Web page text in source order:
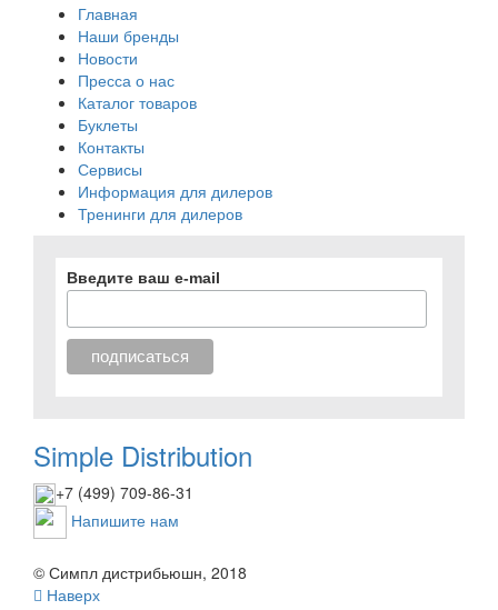
Главная
Наши бренды
Новости
Пресса о нас
Каталог товаров
Буклеты
Контакты
Сервисы
Информация для дилеров
Тренинги для дилеров
Введите ваш e-mail
Simple Distribution
+7 (499) 709-86-31
Напишите нам
© Симпл дистрибьюшн, 2018
Наверх